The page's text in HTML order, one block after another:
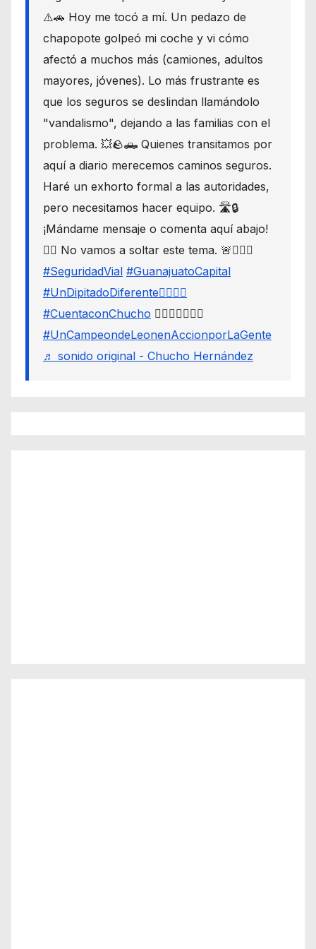
⚠️🚗 Hoy me tocó a mí. Un pedazo de
chapopote golpeó mi coche y vi cómo
afectó a muchos más (camiones, adultos
mayores, jóvenes). Lo más frustrante es
que los seguros se deslindan llamándolo
"vandalismo", dejando a las familias con el
problema. 💥🪨🛻 Quienes transitamos por
aquí a diario merecemos caminos seguros.
Haré un exhorto formal a las autoridades,
pero necesitamos hacer equipo. 🛣️🔒
¡Mándame mensaje o comenta aquí abajo!
👇🏼 No vamos a soltar este tema. 🚨🙋🏾‍♂️
#SeguridadVial #GuanajuatoCapital
#UnDipitadoDiferente🙋🏽‍♂️⚖️
#CuentaconChucho 🙋🏾‍♂️✌🏾☝🏾
#UnCampeondeLeonenAccionporLaGente
♬ sonido original - Chucho Hernández